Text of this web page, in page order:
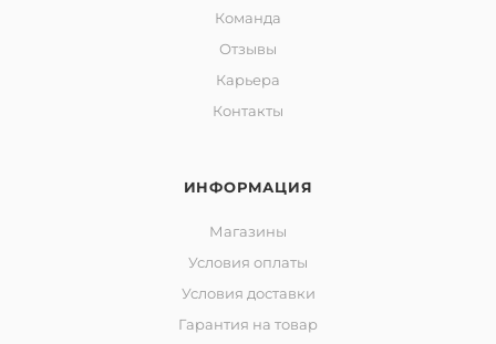
Команда
Отзывы
Карьера
Контакты
ИНФОРМАЦИЯ
Магазины
Условия оплаты
Условия доставки
Гарантия на товар